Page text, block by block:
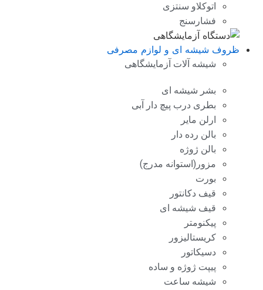
اتوکلاو سنتزی
فشارسنج
ظروف شیشه ای و لوازم مصرفی
شیشه آلات آزمایشگاهی
بشر شیشه ای
بطری درب پیچ دار آبی
ارلن مایر
بالن رده دار
بالن ژوژه
مزور(استوانه مدرج)
بورت
قیف دکانتور
قیف شیشه ای
پیکنومتر
کریستالیزور
دسیکاتور
پیپت ژوژه و ساده
شیشه ساعت